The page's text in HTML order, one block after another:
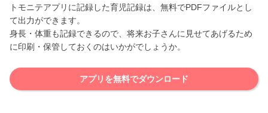
トモニテアプリに記録した育児記録は、無料でPDFファイルとし
て出力ができます。
身長・体重も記録できるので、将来お子さんに見せてあげるため
に印刷・保管しておくのはいかがでしょうか。
アプリを無料でダウンロード